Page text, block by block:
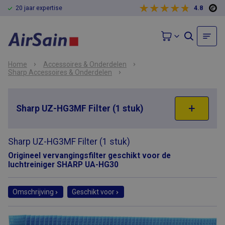
20 jaar expertise 4.8
Home
Accessoires & Onderdelen
Sharp Accessoires & Onderdelen
Sharp UZ-HG3MF Filter (1 stuk)
Sharp UZ-HG3MF Filter (1 stuk)
Origineel vervangingsfilter geschikt voor de
luchtreiniger SHARP UA-HG30
Omschrijving Geschikt voor